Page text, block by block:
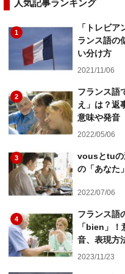
人気記事ランキング
1
「トレビ
ランス語の
い分け方
2021/11/06
2
フランス語
え」は？返
意味や発音
2022/05/06
3
vousとtu
の「あなた
2022/07/06
4
フランス語
「bien」
音、表現方
2023/11/23